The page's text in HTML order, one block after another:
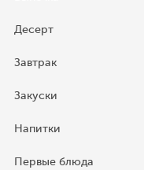
Десерт
Завтрак
Закуски
Напитки
Первые блюда